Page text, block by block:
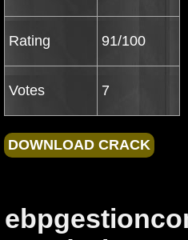
Rating 91/100
Votes 7